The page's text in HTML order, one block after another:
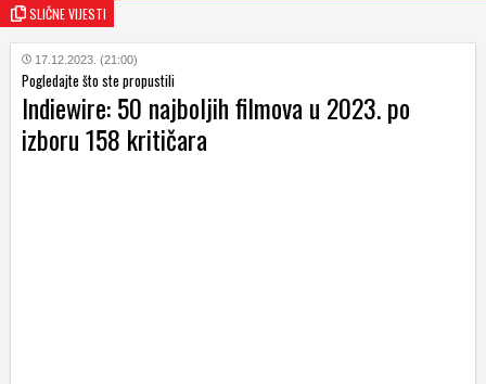
SLIČNE VIJESTI
17.12.2023. (21:00)
Pogledajte što ste propustili
Indiewire: 50 najboljih filmova u 2023. po
izboru 158 kritičara